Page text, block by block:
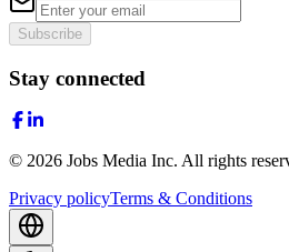
Subscribe
Stay connected
© 2026 Jobs Media Inc. All rights
Privacy policyTerms & Conditions